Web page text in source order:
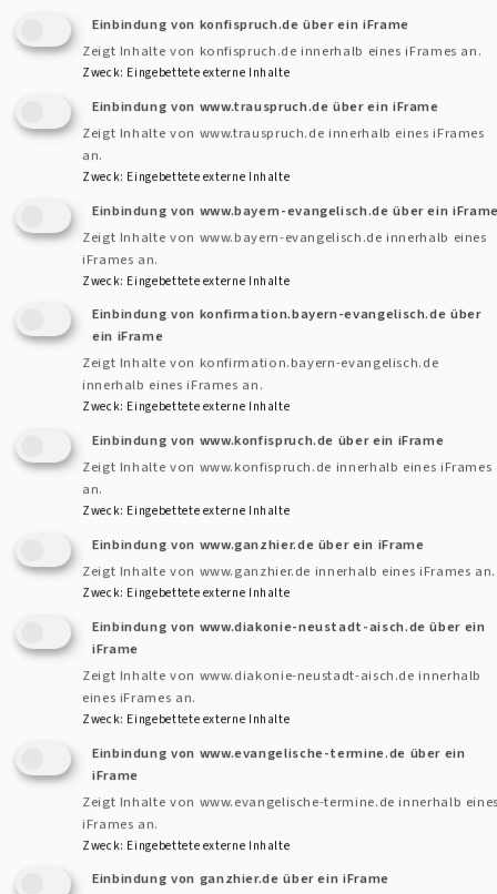
Jana Pabst
Tagespflege des Diakonischen Werkes in
Leitung: Christa Anton
Tel. 09842 9526991
E-Mail:tagespflege-uffenheim@dw-nea.de
Öffnungszeiten: Montag bis Freitag von 8:00 bis
16.30 Uhr
Das könnte auch interessieren:
Gerlach-von-Hohenlohe-Stift
Einbindung von konfispruch.de über ein iFrame
Zeigt Inhalte von konfispruch.de innerhalb eines iFrames an.
Zweck: Eingebettete externe Inhalte
Einbindung von www.trauspruch.de über ein iFrame
Zeigt Inhalte von www.trauspruch.de innerhalb eines iFrames
an.
Zweck: Eingebettete externe Inhalte
Einbindung von www.bayern-evangelisch.de über ein
Zeigt Inhalte von www.bayern-evangelisch.de innerhalb eines
iFrames an.
Zweck: Eingebettete externe Inhalte
Einbindung von konfirmation.bayern-evangelisch.de über
ein iFrame
Zeigt Inhalte von konfirmation.bayern-evangelisch.de
innerhalb eines iFrames an.
Zweck: Eingebettete externe Inhalte
Einbindung von www.konfispruch.de über ein iFrame
Zeigt Inhalte von www.konfispruch.de innerhalb eines iFrames
an.
Zweck: Eingebettete externe Inhalte
Einbindung von www.ganzhier.de über ein iFrame
Zeigt Inhalte von www.ganzhier.de innerhalb eines iFrames an.
Zweck: Eingebettete externe Inhalte
Einbindung von www.diakonie-neustadt-aisch.de über ein
iFrame
Zeigt Inhalte von www.diakonie-neustadt-aisch.de innerhalb
eines iFrames an.
Zweck: Eingebettete externe Inhalte
Einbindung von www.evangelische-termine.de über ein
iFrame
Zeigt Inhalte von www.evangelische-termine.de innerhalb
iFrames an.
Zweck: Eingebettete externe Inhalte
Einbindung von ganzhier.de über ein iFrame